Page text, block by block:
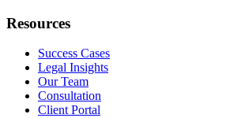
Resources
Success Cases
Legal Insights
Our Team
Consultation
Client Portal